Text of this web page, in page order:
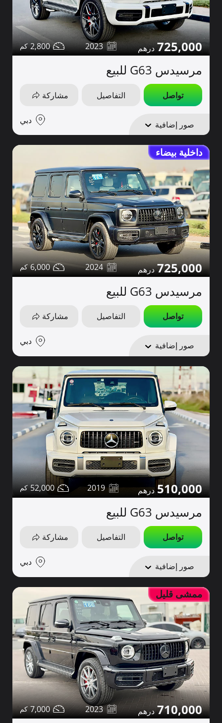
725,000
2023
2,800
مرسيدس G63 للبيع
تواصل التفاصيل مشاركة
صور إضافية دبي
داخلية بيضاء
725,000
2024
6,000
مرسيدس G63 للبيع
تواصل التفاصيل مشاركة
صور إضافية دبي
510,000
2019
52,000
مرسيدس G63 للبيع
تواصل التفاصيل مشاركة
صور إضافية دبي
ممشى قليل
710,000
2023
7,000